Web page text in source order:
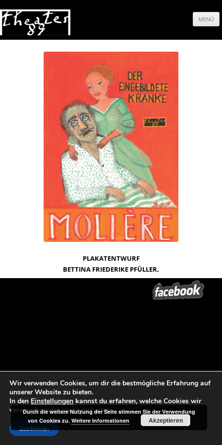
MENÜ
Springe
PLAKATENTWURF
BETTINA FRIEDERIKE PFÜLLER,
2026
AG Städte mit historischen Stadtkernendes Landes
Das Stück kontrastiert und komplementiert das wunderbar
philosophisch-realistische Motto ALTSTADT VON MORGEN auf Zeiten
übergreifende Weise. Der Text ist 350 Jahre jung und darf sich
wiederholt beweisen. Er handelt von dem Hypochonder Argan, der sich
nur einbildet, krank zu sein. Er zieht diverse Ärzte zu Rate, die die
Einzigen sind, die ihm seine eingebildete Krankheit abnehmen und ihn
Wir verwenden Cookies, um dir die bestmögliche Erfahrung auf
unserer Website zu bieten.
In den Einstellungen kannst du erfahren, welche Cookies wir
verwenden oder sie ausschalten.
Zustimmen
Durch die weitere Nutzung der Seite stimmen Sie der Verwendung
von Cookies zu.Weitere Informationen Akzeptieren